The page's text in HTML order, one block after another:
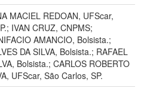
MACIEL REDOAN, UFScar,
IVAN CRUZ, CNPMS;
AMANCIO, Bolsista.;
DA SILVA, Bolsista.; RAFAEL
Bolsista.; CARLOS ROBERTO
UFScar, São Carlos, SP.